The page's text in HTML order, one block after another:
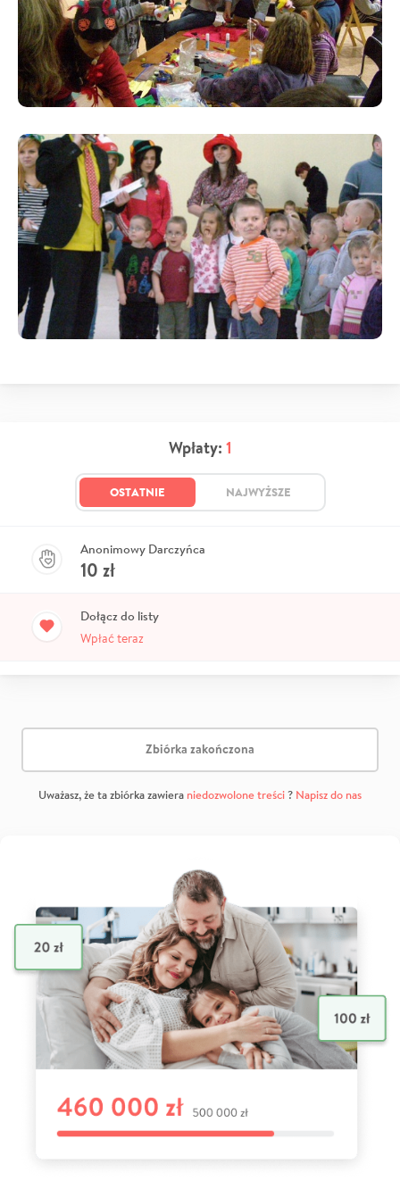
Wpłaty: 1
OSTATNIE NAJWYŻSZE
Anonimowy Darczyńca
10 zł
Dołącz do listy
Wpłać teraz
Zbiórka zakończona
Uważasz, że ta zbiórka zawiera niedozwolone treści? Napisz do nas